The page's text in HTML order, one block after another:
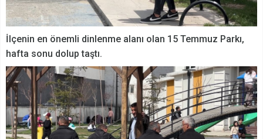
İlçenin en önemli dinlenme alanı olan 15 Temmuz Parkı,
hafta sonu dolup taştı.